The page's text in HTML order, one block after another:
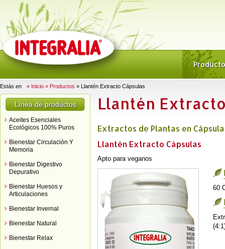
Estás en » Inicio » Productos » Llantén Extracto Cápsulas
Línea de productos
Aceites Esenciales
Ecológicos 100% Puros
Bienestar Circulación Y
Memoria
Bienestar Digestivo
Depurativo
Bienestar Huesos y
Articulaciones
Bienestar Invernal
Bienestar Natural
Bienestar Relax
Llantén
Extractos de Plantas en
Llantén Extracto Cápsulas
Apto para veganos
60